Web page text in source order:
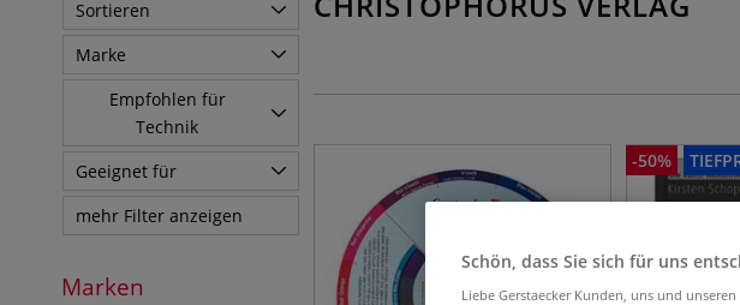
Sortieren
Marke
Empfohlen für
Technik
Geeignet für
mehr Filter anzeigen
Marken
-50%
Schön, dass Sie sich für uns
Liebe Gerstaecker Kunden, uns und